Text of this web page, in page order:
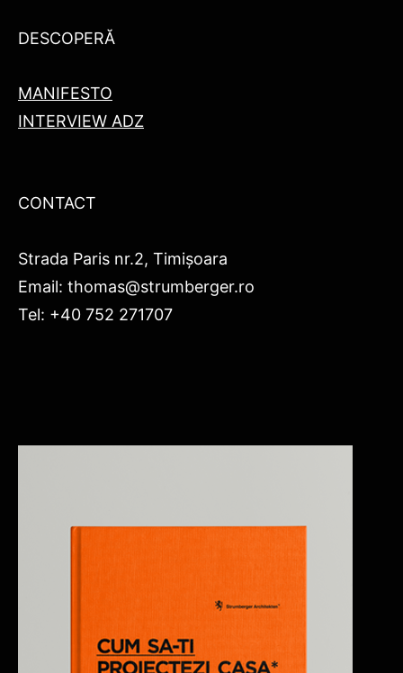
DESCOPERĂ
MANIFESTO
INTERVIEW ADZ
CONTACT
Strada Paris nr.2, Timișoara
Email: thomas@strumberger.ro
Tel: +40 752 271707